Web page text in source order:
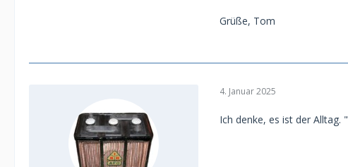
Grüße, Tom
4. Januar 2025
Ich denke, es ist der Alltag.